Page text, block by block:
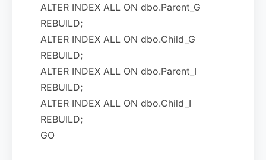
ALTER INDEX ALL ON dbo.Parent_G
REBUILD;
ALTER INDEX ALL ON dbo.Child_G
REBUILD;
ALTER INDEX ALL ON dbo.Parent_I
REBUILD;
ALTER INDEX ALL ON dbo.Child_I
REBUILD;
GO